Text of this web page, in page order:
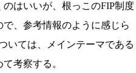
のはいいが、根っこのFIP制度
で、参考情報のように感じら
いては、メインテーマである
考察する。